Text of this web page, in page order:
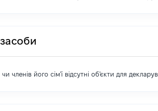
членів його сім'ї відсутні об'єкти для